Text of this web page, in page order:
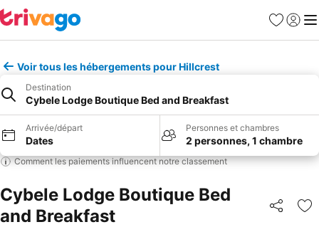
Favoris
Se
Voir tous les hébergements pour Hillcrest
Destination
Cybele Lodge Boutique Bed and Breakfast
Arrivée/départ
Dates
Personnes et chambres
2 personnes, 1 chambre
Comment les paiements influencent notre classement
Cybele Lodge Boutique Bed
and Breakfast
Partager